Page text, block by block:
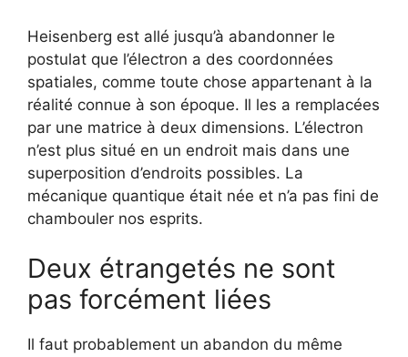
Heisenberg est allé jusqu’à abandonner le
postulat que l’électron a des coordonnées
spatiales, comme toute chose appartenant à la
réalité connue à son époque. Il les a remplacées
par une matrice à deux dimensions. L’électron
n’est plus situé en un endroit mais dans une
superposition d’endroits possibles. La
mécanique quantique était née et n’a pas fini de
chambouler nos esprits.
Deux étrangetés ne sont
pas forcément liées
Il faut probablement un abandon du même